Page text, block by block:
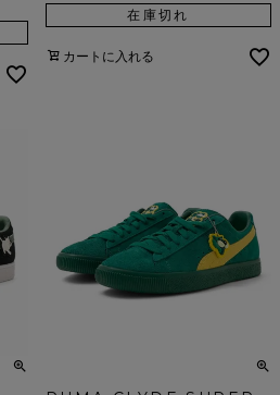
在庫切れ
カートに入れる